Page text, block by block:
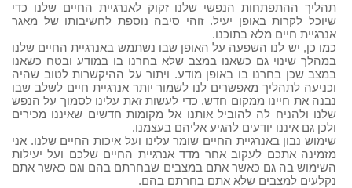
תהליך ההתפתחות הנפשי שלנו זקוק לאנרגיית החיים שלנו כדי
שיוכל לקרות באופן יעיל. זוהי סיבה נוספת לחשיבותו של מאגר
אנרגיית חיים מלא בתוכנו.
כמו כן, יש לנו השפעה על האופן שבו נשתמש באנרגיית החיים שלנו
במהלך שינוי גם כשאנו במצב שלא בחרנו בו במודע ובטח כשאנו
במצב שכן בחרנו בו באופן מודע. ויתור על ההיקשרות לטוב שהיה
וכניעה לתהליך מאפשרים לנו לשמור יותר אנרגיית חיים לשלב שבו
נבנה את חיינו ממקום חדש. כדי לעשות זאת עלינו לסמוך על הנפש
שלנו ולהניח לה להוביל אותנו אל מקומות חדשים שאיננו מכירים
ולכן גם איננו יודעים להגיע אליהם בעצמנו.
שימוש נבון באנרגיית החיים שומר עלינו ועל איכות החיים שלנו. אני
מזמינה אתכם לעקוב אחר מדד אנרגיית החיים שלכם ועל יעילות
השימוש בה גם כאשר אתם במצבים שבחרתם בהם וגם כאשר אתם
נקלעים למצבים שלא אתם בחרתם בהם.